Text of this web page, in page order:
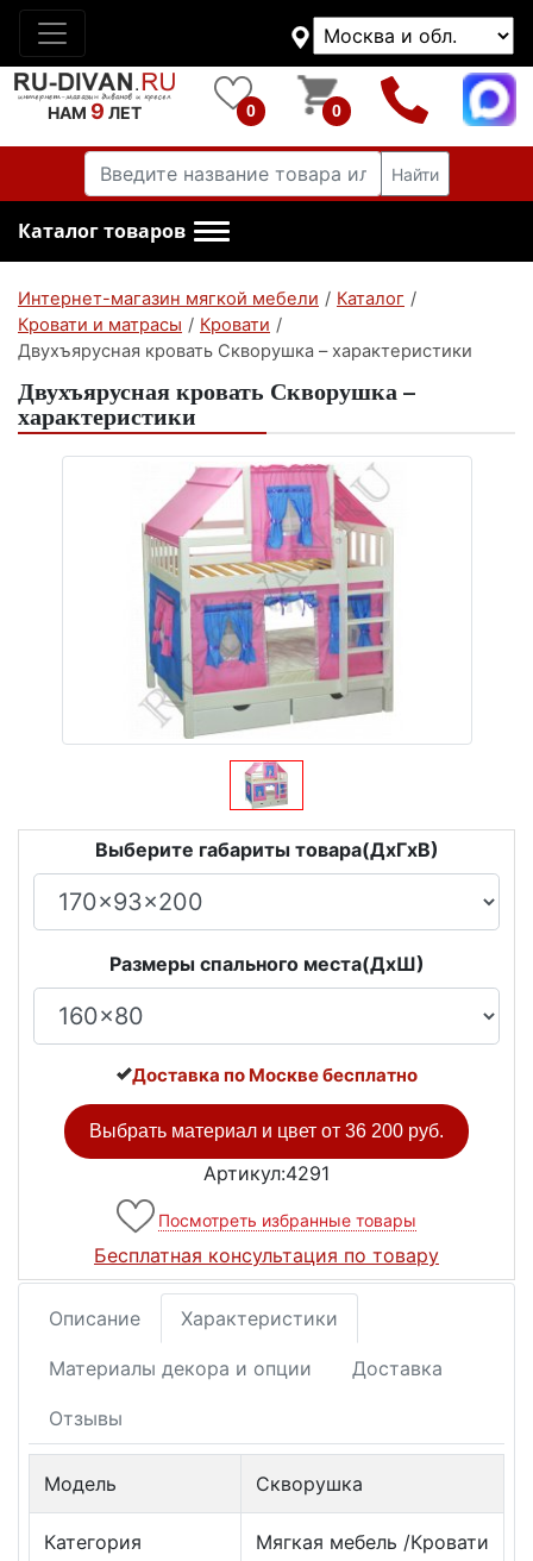
НАМ 9 ЛЕТ 0 0
Найти
Каталог товаров
Интернет-магазин мягкой мебели / Каталог /
Кровати и матрасы / Кровати /
Двухъярусная кровать Скворушка – характеристики
Двухъярусная кровать Скворушка –
характеристики
Выберите габариты товара(ДxГxВ)
Размеры спального места(ДxШ)
Доставка по Москве бесплатно
Выбрать материал и цвет от 36 200 руб.
Артикул:4291
Посмотреть избранные товары
Бесплатная консультация по товару
Описание Характеристики
Материалы декора и опции Доставка
Отзывы
Модель Скворушка
Категория Мягкая мебель /Кровати